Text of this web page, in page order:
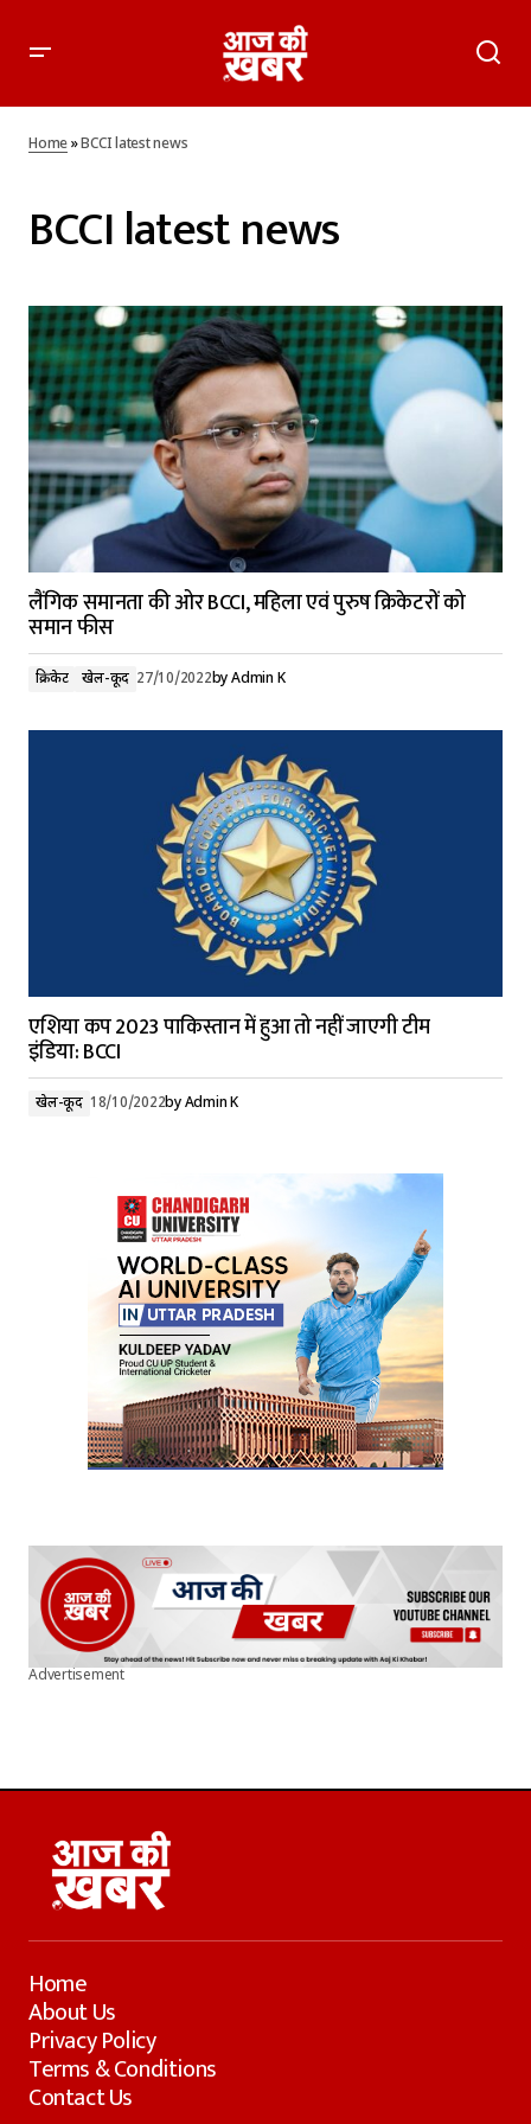
Home»BCCI latest news
BCCI latest news
लैंगिक समानता की ओर BCCI, महिला एवं पुरुष क्रिकेटरों को
समान फीस
क्रिकेट खेल-कूद 27/10/2022byAdmin K
एशिया कप 2023 पाकिस्तान में हुआ तो नहीं जाएगी टीम
इंडिया: BCCI
खेल-कूद 18/10/2022byAdmin K
Advertisement
Home
About Us
Privacy Policy
Terms & Conditions
Contact Us